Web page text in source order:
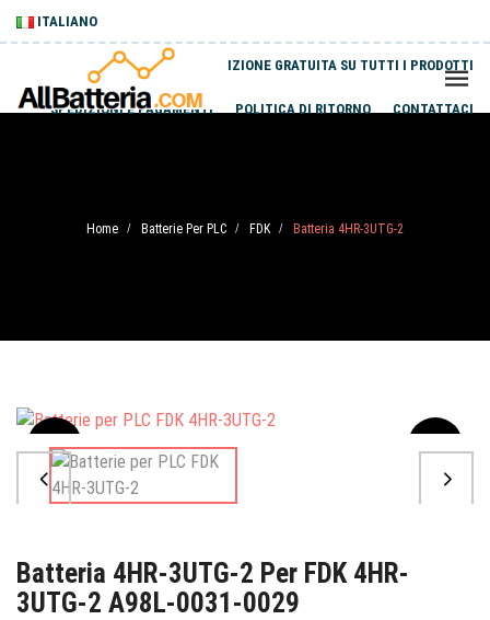
ITALIANO
SPEDIZIONE GRATUITA SU TUTTI I PRODOTTI
SPEDIZIONI E PAGAMENTI POLITICA DI RITORNO CONTATTACI
Home / Batterie Per PLC / FDK / Batteria 4HR-3UTG-2
Sale
Batteria 4HR-3UTG-2 Per FDK 4HR-
3UTG-2 A98L-0031-0029